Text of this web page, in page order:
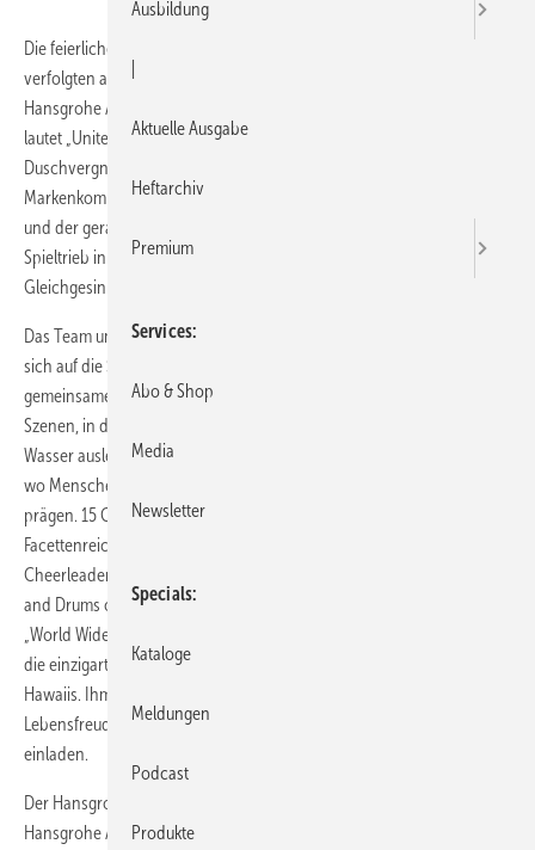
Die feierliche Enthüllung des neuen Hansgrohe-Kalenders 2011
verfolgten am Donnerstag, dem 14. Oktober 2010, 240 Gäste in der
Hansgrohe Aquademie in Schiltach. Das Motto des neuen Kalenders
lautet „United Shower Pleasure“, zu Deutsch so viel wie „Gemeinsames
Duschvergnügen“. Die Idee dahinter erklärt Joachim Huber, Leiter
Markenkommunika­tion: „Wasser weckt dank seiner belebenden Kraft
und der geradezu be­rauschenden Wirkung einen fröhlich-kindlichen
Spieltrieb in uns – und das nicht zuletzt in einer Gruppe von
Gleichgesinnten.“
Das Team um den Schweizer Fotografen Hanspeter Schneider begab
sich auf die Suche nach interessanten Menschen, die eine
gemeinsame Idee, Herkunft oder Aufgabe verbindet sowie nach
Szenen, in denen diese Gruppen ihre Freude an der Begegnung mit
Wasser ausleben konnten. Fündig wurden sie schließlich auf Hawaii,
wo Menschen unterschiedlichster Herkunft seit langem die Kultur
prägen. 15 Gruppen wurden ausgewählt, die in ihrem
Facettenreichtum kaum unterschiedlicher sein könnten: Von den
Cheerleadern der „Hawaii Pacific University“ über die „Celtic Pipes
and Drums of Hawaii“ mit Dudelsäcken bis zu den Fensterputzern der
„World Wide Window Cleaning Inc.“ Hanspeter Schneider inszenierte
die einzig­artig-kuriosen Gruppen in der vulkanischen Landschaft
Hawaiis. Ihm gelangen magische Momente voller Dusch- und
Lebensfreude, die den Betrachter auf eine Bilderreise durch das Jahr
einladen.
Der Hansgrohe-Kalender 2011 kann ab sofort direkt bei der
Hansgrohe Aquademie zum Preis von 18,– Euro inklusive Versand
Ausbildung
Aktuelle Ausgabe
Heftarchiv
Premium
Services
Abo & Shop
Media
Newsletter
Specials
Kataloge
Meldungen
Podcast
Produkte